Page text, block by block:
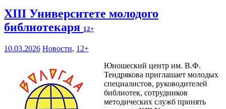
XIII Университете молодого
библиотекаря 12+
10.03.2026 Новости, 12+
Юношеский центр им. В.Ф.
Тендрякова приглашает молодых
специалистов, руководителей
библиотек, сотрудников
методических служб принять